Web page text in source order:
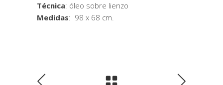
Técnica: óleo sobre lienzo
Medidas: 98 x 68 cm.